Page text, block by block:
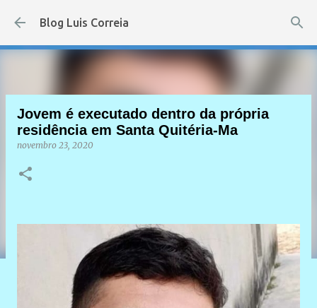
Pular para o conteúdo principal
Blog Luis Correia
Jovem é executado dentro da própria
residência em Santa Quitéria-Ma
novembro 23, 2020